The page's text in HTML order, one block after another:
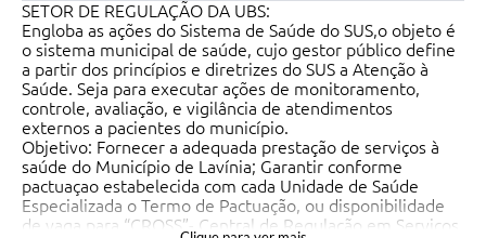
Terceiro Setor
Licitacões
Estudantes
Pareceres do TCESP
SETOR DE REGULAÇÃO DA UBS:
Engloba as ações do Sistema de Saúde do SUS,o objeto é
o sistema municipal de saúde, cujo gestor público define
a partir dos princípios e diretrizes do SUS a Atenção à
Saúde. Seja para executar ações de monitoramento,
controle, avaliação, e vigilância de atendimentos
externos a pacientes do município.
Objetivo: Fornecer a adequada prestação de serviços à
saúde do Município de Lavínia; Garantir conforme
pactuaçao estabelecida com cada Unidade de Saúde
Especializada o Termo de Pactuação, ou disponibilidade
de vaga para “CROSS”- Central de Regulação em Serviços